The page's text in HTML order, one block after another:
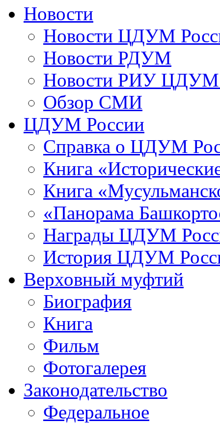
Новости
Новости ЦДУМ
Новости РДУМ
Новости РИУ ЦДУМ
Обзор СМИ
ЦДУМ России
Справка о ЦДУМ
Книга
Книга
«Панорама
Награды ЦДУМ
История ЦДУМ
Верховный муфтий
Биография
Книга
Фильм
Фотогалерея
Законодательство
Федеральное